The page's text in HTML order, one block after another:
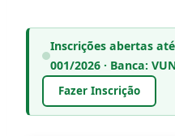
Inscrições abertas
001/2026 · Banca:
Fazer Inscrição